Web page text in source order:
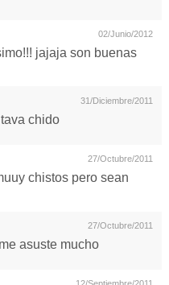
02/Junio/2012
jajaja son buenas
31/Diciembre/2011
chido
27/Octubre/2011
chistos pero sean
27/Octubre/2011
asuste mucho